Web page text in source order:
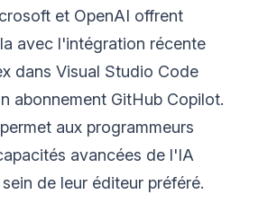
et OpenAI offrent
avec l'intégration récente
dans Visual Studio Code
abonnement GitHub Copilot.
aux programmeurs
avancées de l'IA
de leur éditeur préféré.